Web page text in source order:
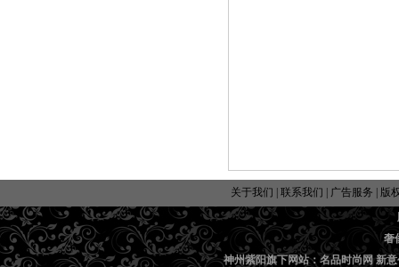
关于我们 联系我们 广告服务
版
奢
神州紫阳旗下网站：名品时尚网 新